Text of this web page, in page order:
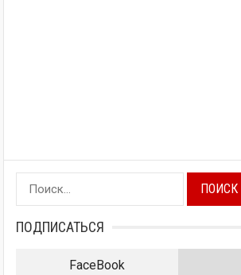
Найти:
ПОДПИСАТЬСЯ
FaceBook